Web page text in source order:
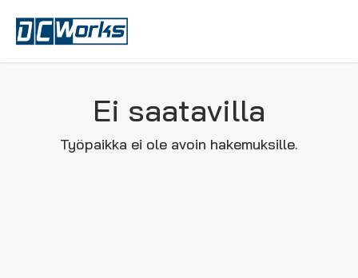
Ei saatavilla
Työpaikka ei ole avoin hakemuksille.